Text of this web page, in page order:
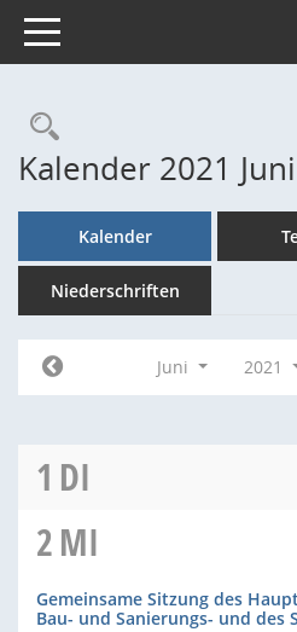
Toggle navigation
Rechercheauswahl
Kalender 2021 Juni
Kalender
Niederschriften
Juni 2021
1 DI
2MI
Gemeinsame Sitzung des
Bau- und Sanierungs- und des